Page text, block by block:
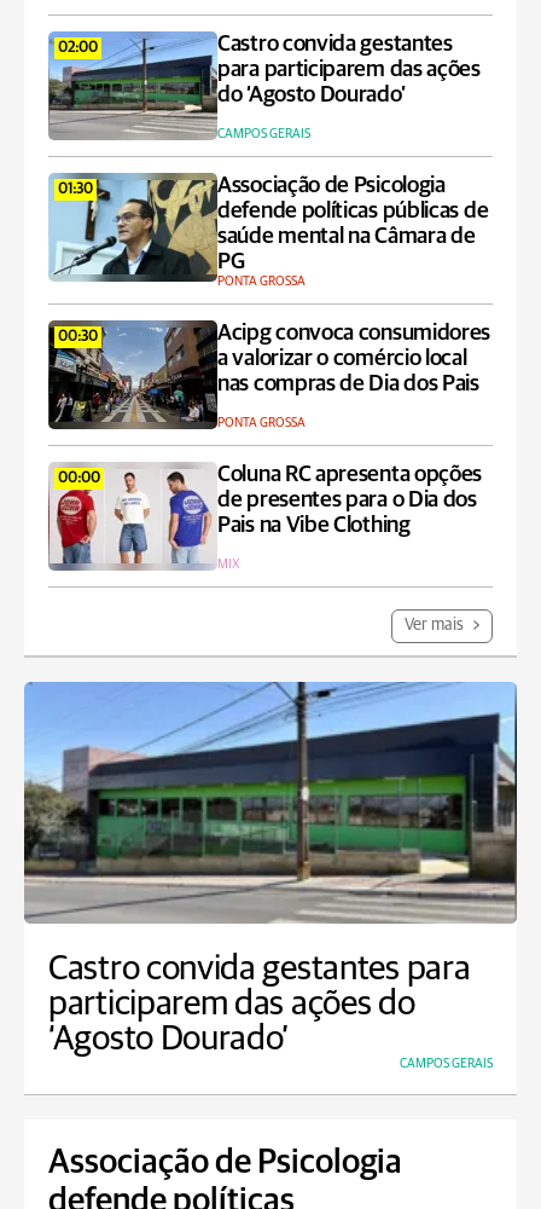
02:00
Castro convida gestantes
para participarem das ações
do ‘Agosto Dourado’
CAMPOS GERAIS
01:30
Associação de Psicologia
defende políticas públicas de
saúde mental na Câmara de
PG
PONTA GROSSA
00:30
Acipg convoca consumidores
a valorizar o comércio local
nas compras de Dia dos Pais
PONTA GROSSA
00:00
Coluna RC apresenta opções
de presentes para o Dia dos
Pais na Vibe Clothing
MIX
Ver mais
Castro convida gestantes para
participarem das ações do
‘Agosto Dourado’
CAMPOS GERAIS
Associação de Psicologia
defende políticas